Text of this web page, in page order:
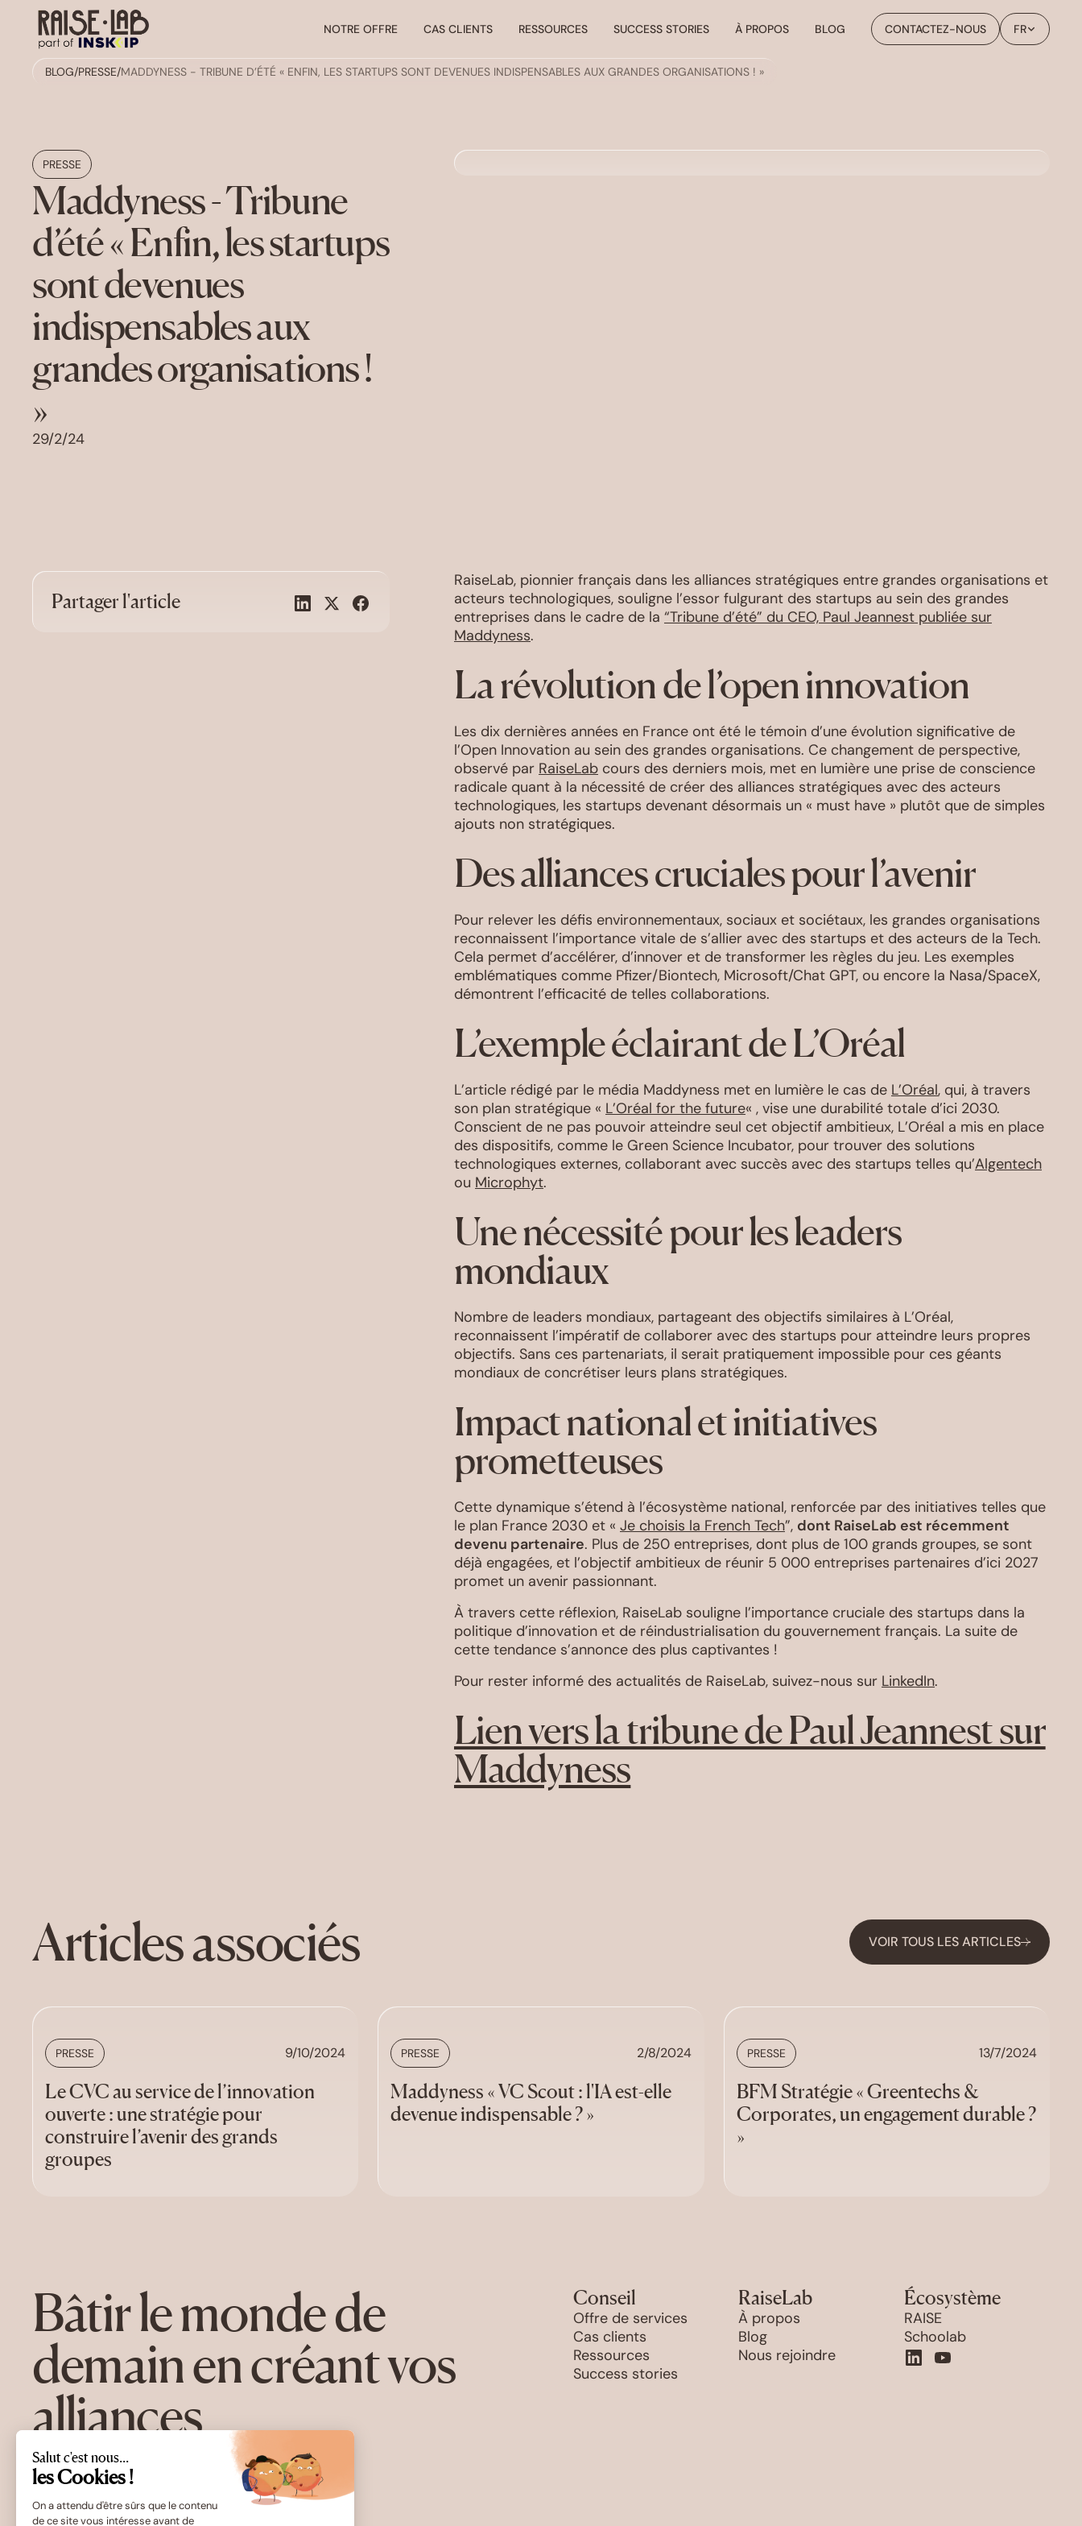
NOTRE OFFRE CAS CLIENTS RESSOURCES SUCCESS STORIES À PROPOS BLOG CONTACTEZ-NOUS FR
BLOG/PRESSE/MADDYNESS - TRIBUNE D’ÉTÉ « ENFIN, LES STARTUPS SONT DEVENUES INDISPENSABLES AUX GRANDES ORGANISATIONS ! »
PRESSE
Maddyness - Tribune
d’été « Enfin, les startups
sont devenues
indispensables aux
grandes organisations !
»
29/2/24
Partager l'article
RaiseLab, pionnier français dans les alliances stratégiques entre grandes organisations et
acteurs technologiques, souligne l’essor fulgurant des startups au sein des grandes
entreprises dans le cadre de la “Tribune d’été” du CEO, Paul Jeannest publiée sur
Maddyness.
La révolution de l’open innovation
Les dix dernières années en France ont été le témoin d’une évolution significative de
l’Open Innovation au sein des grandes organisations. Ce changement de perspective,
observé par RaiseLab cours des derniers mois, met en lumière une prise de conscience
radicale quant à la nécessité de créer des alliances stratégiques avec des acteurs
technologiques, les startups devenant désormais un « must have » plutôt que de simples
ajouts non stratégiques.
Des alliances cruciales pour l’avenir
Pour relever les défis environnementaux, sociaux et sociétaux, les grandes organisations
reconnaissent l’importance vitale de s’allier avec des startups et des acteurs de la Tech.
Cela permet d’accélérer, d’innover et de transformer les règles du jeu. Les exemples
emblématiques comme Pfizer/Biontech, Microsoft/Chat GPT, ou encore la Nasa/SpaceX,
démontrent l’efficacité de telles collaborations.
L’exemple éclairant de L’Oréal
L’article rédigé par le média Maddyness met en lumière le cas de L’Oréal, qui, à travers
son plan stratégique « L’Oréal for the future« , vise une durabilité totale d’ici 2030.
Conscient de ne pas pouvoir atteindre seul cet objectif ambitieux, L’Oréal a mis en place
des dispositifs, comme le Green Science Incubator, pour trouver des solutions
technologiques externes, collaborant avec succès avec des startups telles qu’Algentech
ou Microphyt.
Une nécessité pour les leaders
mondiaux
Nombre de leaders mondiaux, partageant des objectifs similaires à L’Oréal,
reconnaissent l’impératif de collaborer avec des startups pour atteindre leurs propres
objectifs. Sans ces partenariats, il serait pratiquement impossible pour ces géants
mondiaux de concrétiser leurs plans stratégiques.
Impact national et initiatives
prometteuses
Cette dynamique s’étend à l’écosystème national, renforcée par des initiatives telles que
le plan France 2030 et « Je choisis la French Tech”, dont RaiseLab est récemment
devenu partenaire. Plus de 250 entreprises, dont plus de 100 grands groupes, se sont
déjà engagées, et l’objectif ambitieux de réunir 5 000 entreprises partenaires d’ici 2027
promet un avenir passionnant.
À travers cette réflexion, RaiseLab souligne l’importance cruciale des startups dans la
politique d’innovation et de réindustrialisation du gouvernement français. La suite de
cette tendance s’annonce des plus captivantes !
Pour rester informé des actualités de RaiseLab, suivez-nous sur LinkedIn.
Lien vers la tribune de Paul Jeannest sur
Maddyness
Articles associés VOIR TOUS LES ARTICLES
PRESSE 9/10/2024
Le CVC au service de l’innovation
ouverte : une stratégie pour
construire l’avenir des grands
groupes
PRESSE 2/8/2024
Maddyness « VC Scout : l'IA est-elle
devenue indispensable ? »
PRESSE 13/7/2024
BFM Stratégie « Greentechs &
Corporates, un engagement durable ?
»
Bâtir le monde de
demain en créant vos
alliances
Conseil
Offre de services
Cas clients
Ressources
Success stories
RaiseLab
À propos
Blog
Nous rejoindre
Écosystème
RAISE
Schoolab
Salut c'est nous...
les Cookies !
On a attendu d'être sûrs que le contenu
de ce site vous intéresse avant de